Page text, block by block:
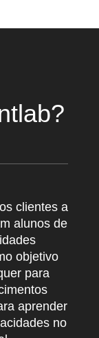
clientes a
alunos de
objetivo
para
aprender
no